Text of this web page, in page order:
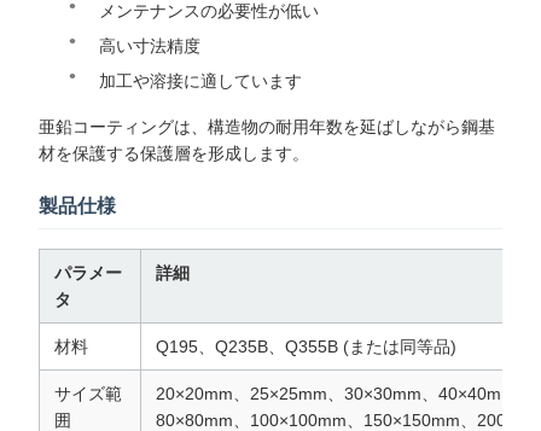
メンテナンスの必要性が低い
高い寸法精度
加工や溶接に適しています
亜鉛コーティングは、構造物の耐用年数を延ばしながら鋼基
材を保護する保護層を形成します。
製品仕様
パラメー
タ
詳細
材料 Q195、Q235B、Q355B (または同等品)
サイズ範
囲
20×20mm、25×25mm、30×30mm、40×40mm、
80×80mm、100×100mm、150×150mm、